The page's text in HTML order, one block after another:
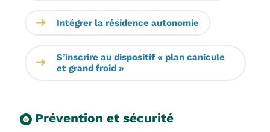
Intégrer la résidence autonomie
S’inscrire au dispositif « plan canicule
et grand froid »
Prévention et sécurité